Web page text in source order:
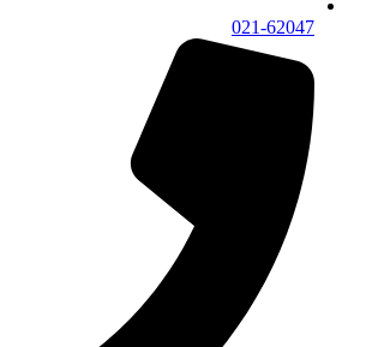
021-62047